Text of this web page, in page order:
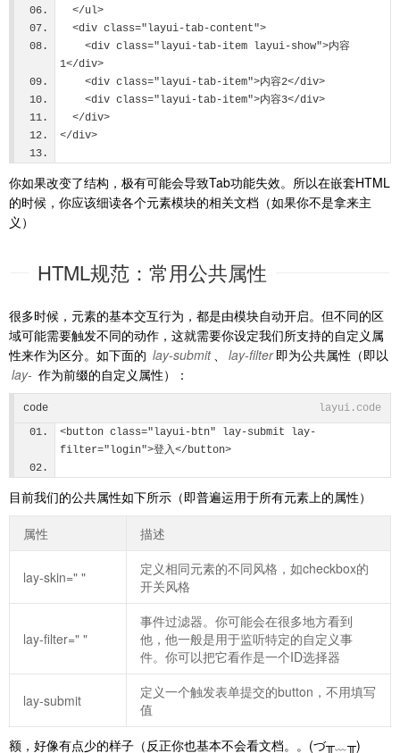
  </ul>
  <div class="layui-tab-content">
1</div>
    <div class="layui-tab-item">内容2</div>
    <div class="layui-tab-item">内容3</div>
  </div>
</div>
你如果改变了结构，极有可能会导致Tab功能失效。所以在嵌套HTML
的时候，你应该细读各个元素模块的相关文档（如果你不是拿来主
义）
HTML规范：常用公共属性
很多时候，元素的基本交互行为，都是由模块自动开启。但不同的区
域可能需要触发不同的动作，这就需要你设定我们所支持的自定义属
性来作为区分。如下面的 lay-submit 、 lay-filter即为公共属性（即以
lay- 作为前缀的自定义属性）：
code
layui.code
<button class="layui-btn" lay-submit lay-
filter="login">登入</button>
目前我们的公共属性如下所示（即普遍运用于所有元素上的属性）
属性 描述
lay-skin=" "
定义相同元素的不同风格，如checkbox的
开关风格
lay-filter=" "
事件过滤器。你可能会在很多地方看到
他，他一般是用于监听特定的自定义事
件。你可以把它看作是一个ID选择器
lay-submit
定义一个触发表单提交的button，不用填写
值
额，好像有点少的样子（反正你也基本不会看文档。。(づ╥﹏╥)